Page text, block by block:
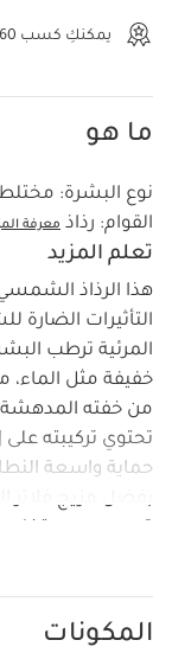
يمكنكِ كسب
ما هو
نوع البشرة:
القوام: رذاذ معرفة
تعلم المزيد
التأثيرات الضارة
المرئية ترطب
خفيفة مثل
من خفته
بفضل مزيج فلاتر
قوي من مستخلص
المكونات